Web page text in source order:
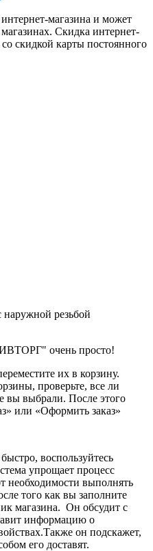
магазина и может
Скидка интернет-
карты постоянного
резьбой
очень просто!
их в корзину.
проверьте, все ли
вы выбрали. После этого
или «Оформить заказ»
воспользуйтесь
упрощает процесс
необходимости выполнять
того как вы заполните
магазина. Он обсудит с
информацию о
он подскажет,
его доставят.